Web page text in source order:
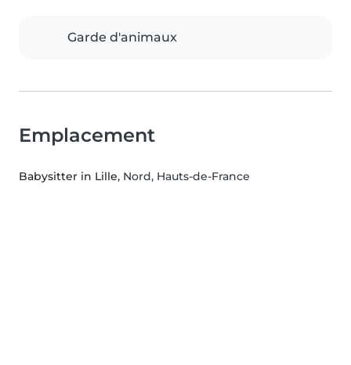
Garde d'animaux
Emplacement
Babysitter in Lille, Nord, Hauts-de-France